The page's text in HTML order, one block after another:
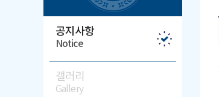
공지사항
Notice
갤러리
Gallery